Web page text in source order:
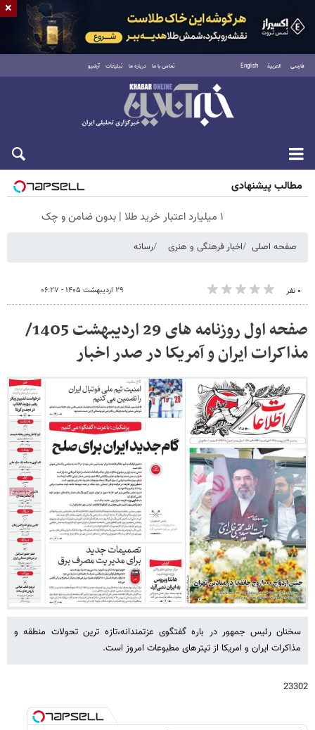
فارسی العربية English تماس با ما درباره ما تبلیغات آرشیو
شنبه ۱۷ مرداد ۱۴۰۵
مطالب پیشنهادی
۱ میلیارد اعتبار خرید طلا | بدون ضامن و چک
صفحه اصلی اخبار فرهنگی و هنری رسانه
۰ نفر ۲۹ اردیبهشت ۱۴۰۵ - ۰۶:۲۷
صفحه اول روزنامه های 29 اردیبهشت 1405/
مذاکرات ایران و آمریکا در صدر اخبار
سخنان رئیس جمهور در باره گفتگوی عزتمندانه،تازه ترین تحولات منطقه و
مذاکرات ایران و امریکا از تیترهای مطبوعات امروز است.
23302
×